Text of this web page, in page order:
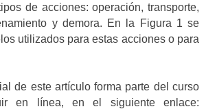
de acciones: operación, transporte,
y demora. En la Figura 1 se
utilizados para estas acciones o para
de este artículo forma parte del curso
en línea, en el siguiente enlace: